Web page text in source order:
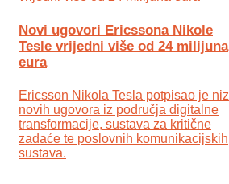
Novi ugovori Ericssona Nikole
Tesle vrijedni više od 24 milijuna
eura
Ericsson Nikola Tesla potpisao je niz
novih ugovora iz područja digitalne
transformacije, sustava za kritične
zadaće te poslovnih komunikacijskih
sustava.